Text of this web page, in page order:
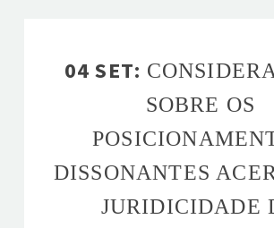
04 SET:
SOBRE OS
DISSONANTES
JURIDICIDADE